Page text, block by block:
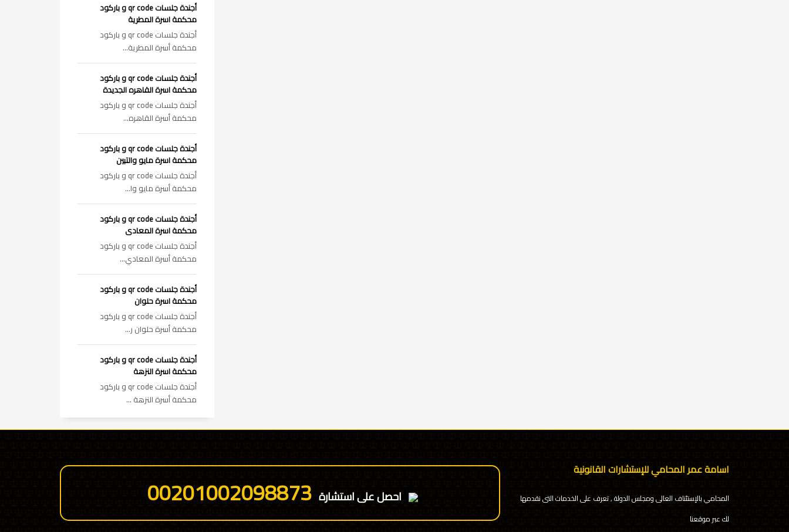
أجندة جلسات qr code و باركود
محكمة اسرة المطرية
أجندة جلسات qr code و باركود
محكمة أسرة المطرية...
أجندة جلسات qr code و باركود
محكمة اسرة القاهره الجديدة
أجندة جلسات qr code و باركود
محكمة أسرة القاهره...
أجندة جلسات qr code و باركود
محكمة اسرة مايو والتبين
أجندة جلسات qr code و باركود
محكمة أسرة مايو وا...
أجندة جلسات qr code و باركود
محكمة اسرة المعادى
أجندة جلسات qr code و باركود
محكمة أسرة المعادي...
أجندة جلسات qr code و باركود
محكمة اسرة حلوان
أجندة جلسات qr code و باركود
محكمة أسرة حلوان ر...
أجندة جلسات qr code و باركود
محكمة اسرة النزهة
أجندة جلسات qr code و باركود
محكمة أسرة النزهة ...
اسامة عمر المحامي للإستشارات القانونية
المحامي بالإستئناف العالى ومجلس الدولة , تعرف على الخدمات التى نقدمها
لك عبر موقعنا
احصل على استشارة00201002098873